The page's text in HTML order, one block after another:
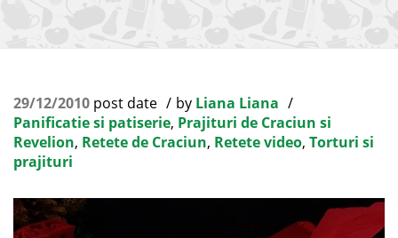
29/12/2010 post date by Liana Liana
Panificatie si patiserie, Prajituri de Craciun si
Revelion, Retete de Craciun, Retete video, Torturi si
prajituri